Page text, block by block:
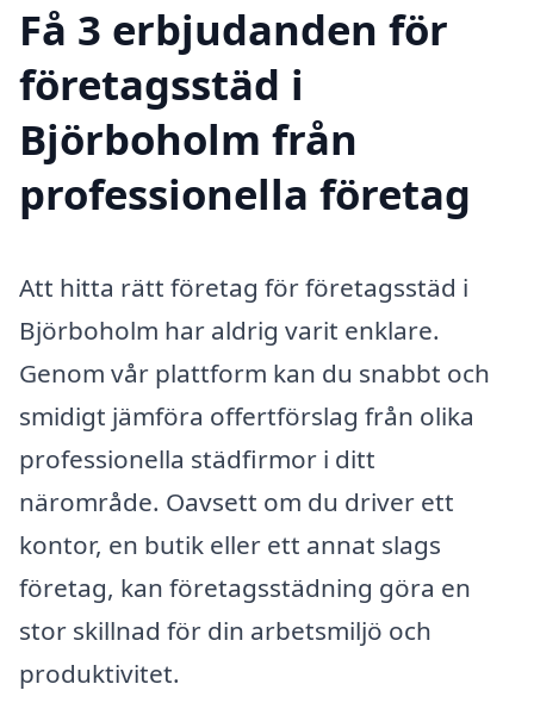
Få 3 erbjudanden för
företagsstäd i
Björboholm från
professionella företag
Att hitta rätt företag för företagsstäd i
Björboholm har aldrig varit enklare.
Genom vår plattform kan du snabbt och
smidigt jämföra offertförslag från olika
professionella städfirmor i ditt
närområde. Oavsett om du driver ett
kontor, en butik eller ett annat slags
företag, kan företagsstädning göra en
stor skillnad för din arbetsmiljö och
produktivitet.